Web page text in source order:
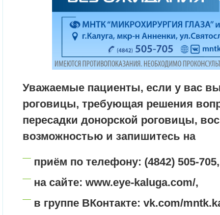
Уважаемые пациенты, если у вас
роговицы, требующая решения
пересадки донорской роговицы,
возможностью и запишитесь на
приём по телефону: (4842) 505-705,
на сайте: www.eye-kaluga.com/,
в группе ВКонтакте: vk.com/